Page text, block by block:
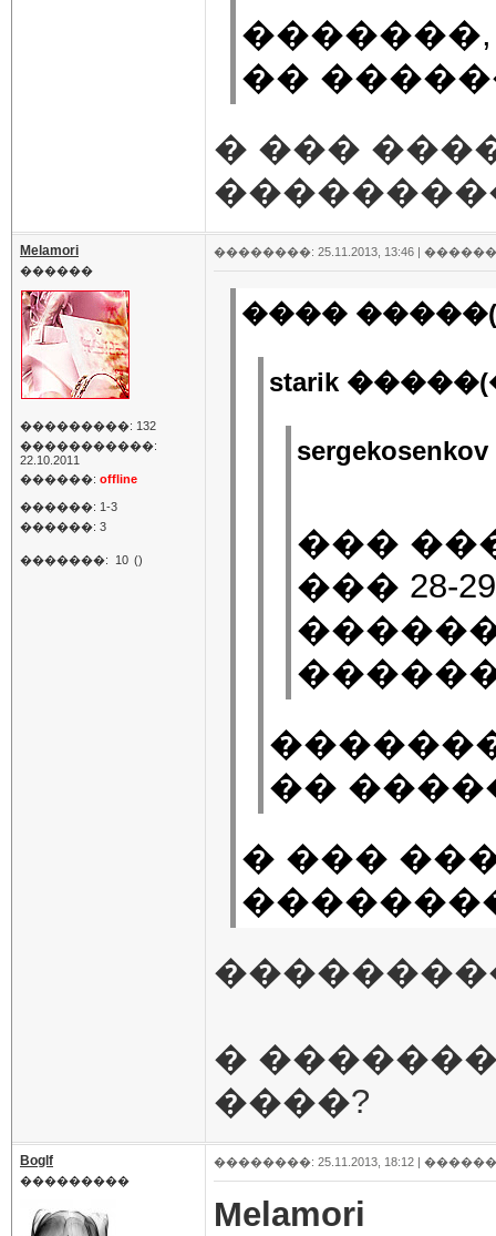
��
� ���
Melamori
������
���������: 132
�����������:
22.10.2011
������: offline
������: 1-3
������: 3
�������: 10 ()
��������: 25.11.2013, 13:46 |
����
starik
���
��� 28-
��
� ���
�
����?
Boglf
���������
��������: 25.11.2013, 18:12 |
Melamori